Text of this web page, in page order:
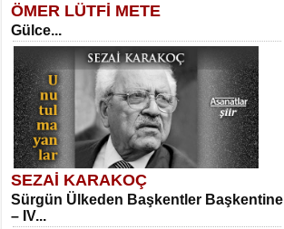
MEHMET TAŞTAN
Vagon’da Bir Şairle...
SITKI CANEY
Oruçla Devrim ve Özgürlüğe…...
Mehmet Çoban
Elmira...
ÖMER LÜTFİ METE
Gülce...
SEZAİ KARAKOÇ
Sürgün Ülkeden Başkentler Başkentine
– IV...